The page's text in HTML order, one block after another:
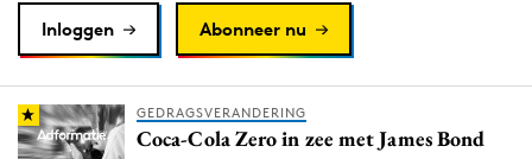
Inloggen Abonneer nu
GEDRAGSVERANDERING
Coca-Cola Zero in zee met James Bond